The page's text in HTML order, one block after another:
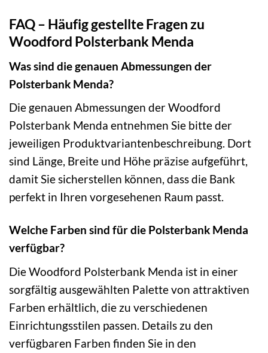
FAQ – Häufig gestellte Fragen zu
Woodford Polsterbank Menda
Was sind die genauen Abmessungen der
Polsterbank Menda?
Die genauen Abmessungen der Woodford
Polsterbank Menda entnehmen Sie bitte der
jeweiligen Produktvariantenbeschreibung. Dort
sind Länge, Breite und Höhe präzise aufgeführt,
damit Sie sicherstellen können, dass die Bank
perfekt in Ihren vorgesehenen Raum passt.
Welche Farben sind für die Polsterbank Menda
verfügbar?
Die Woodford Polsterbank Menda ist in einer
sorgfältig ausgewählten Palette von attraktiven
Farben erhältlich, die zu verschiedenen
Einrichtungsstilen passen. Details zu den
verfügbaren Farben finden Sie in den